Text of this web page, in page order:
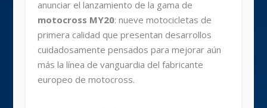
anunciar el lanzamiento de la gama de
motocross MY20: nueve motocicletas de
primera calidad que presentan desarrollos
cuidadosamente pensados para mejorar aún
más la línea de vanguardia del fabricante
europeo de motocross.